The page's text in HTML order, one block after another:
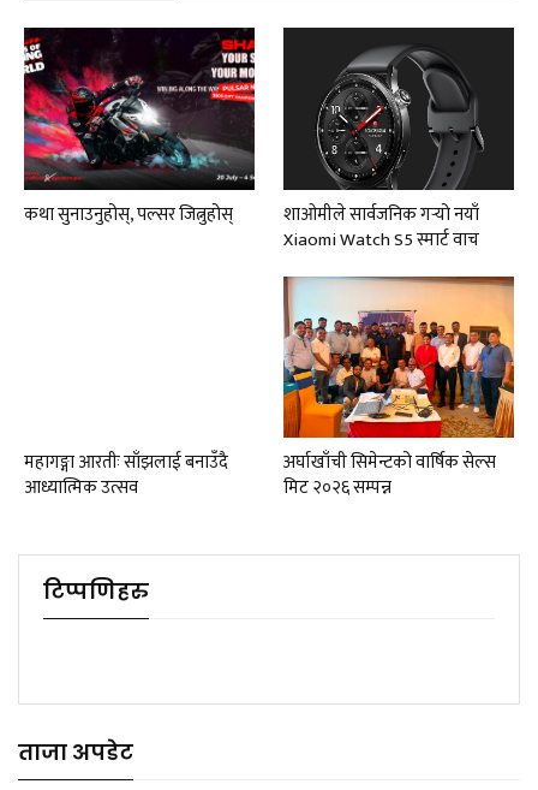
कथा सुनाउनुहोस्, पल्सर जित्नुहोस्
शाओमीले सार्वजनिक गर्‍यो नयाँ
Xiaomi Watch S5 स्मार्ट वाच
महागङ्गा आरतीः साँझलाई बनाउँदै
आध्यात्मिक उत्सव
अर्घाखाँची सिमेन्टको वार्षिक सेल्स
मिट २०२६ सम्पन्न
टिप्पणिहरु
ताजा अपडेट